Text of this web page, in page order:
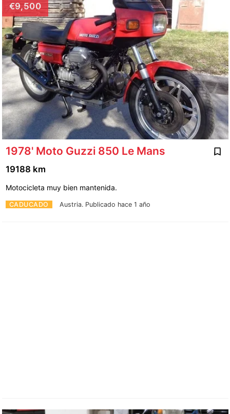
€9,500
1978' Moto Guzzi 850 Le Mans
CADUCADO Austria. Publicado hace 1 año
19188 km
Motocicleta muy bien mantenida.